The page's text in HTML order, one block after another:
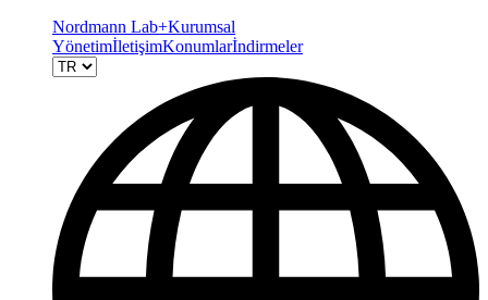
Nordmann Lab+Kurumsal
YönetimİletişimKonumlarİndirmeler